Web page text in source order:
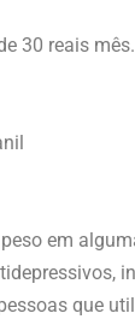
30 reais mês.
em
que